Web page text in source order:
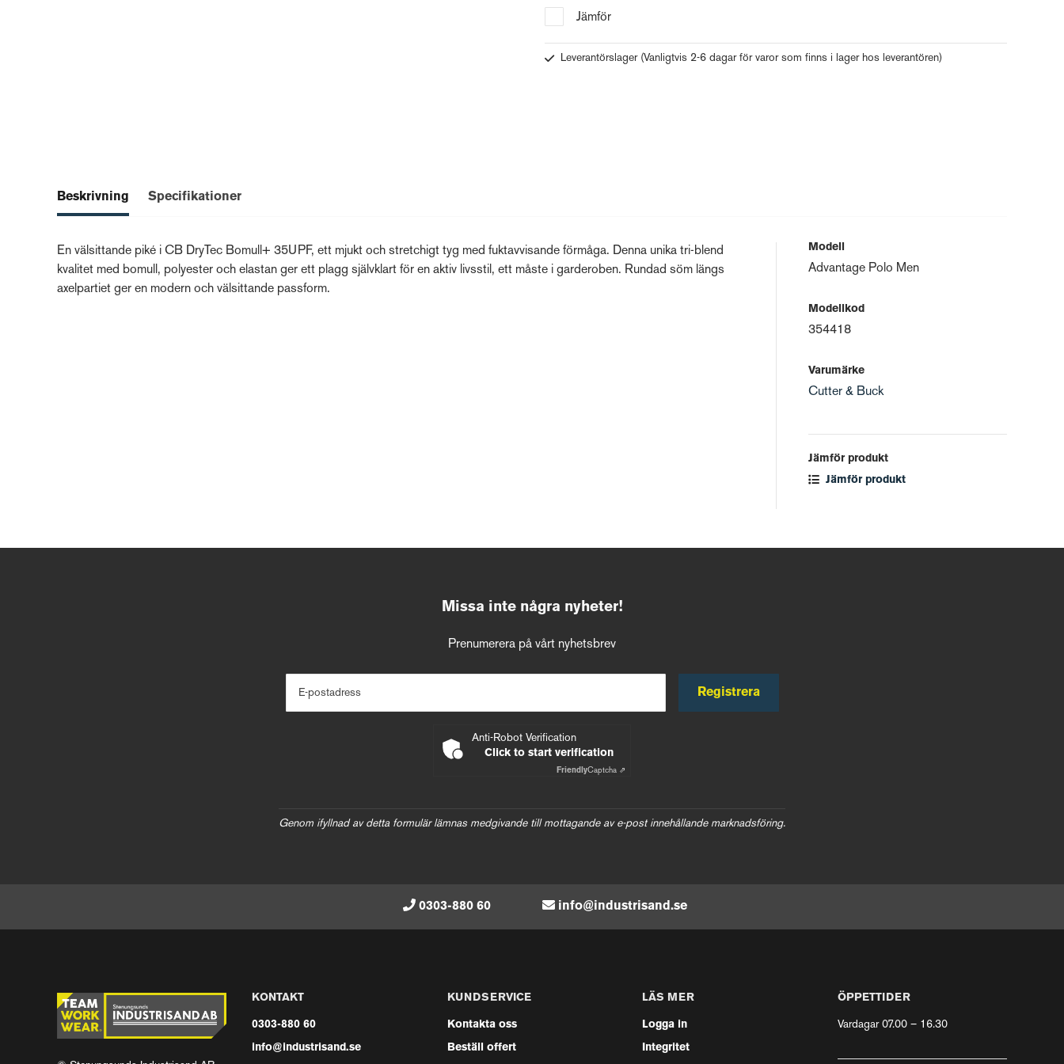
Jämför
Leverantörslager (Vanligtvis 2-6 dagar för varor som finns i lager hos leverantören)
Beskrivning Specifikationer
En välsittande piké i CB DryTec Bomull+ 35UPF, ett mjukt och stretchigt tyg med fuktavvisande förmåga. Denna unika tri-blend
kvalitet med bomull, polyester och elastan ger ett plagg självklart för en aktiv livsstil, ett måste i garderoben. Rundad söm längs
axelpartiet ger en modern och välsittande passform.
Modell
Advantage Polo Men
Modellkod
354418
Varumärke
Cutter & Buck
Jämför produkt
Jämför produkt
Missa inte några nyheter!
Prenumerera på vårt nyhetsbrev
E-postadress Registrera
Anti-Robot Verification
Click to start verification
FriendlyCaptcha ⇗
Genom ifyllnad av detta formulär lämnas medgivande till mottagande av e-post innehållande marknadsföring.
0303-880 60 info@industrisand.se
KONTAKT
0303-880 60
info@industrisand.se
KUNDSERVICE
Kontakta oss
Beställ offert
LÄS MER
Logga in
Integritet
ÖPPETTIDER
Vardagar 07.00 – 16.30